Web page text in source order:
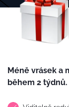
Méně vrásek a
během 2 týdnů.